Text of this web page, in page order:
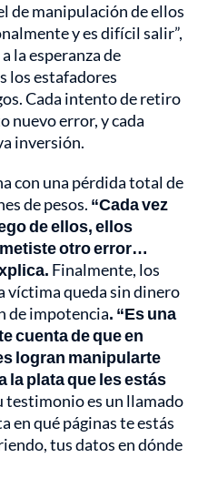
de manipulación de ellos
y es difícil salir”,
la esperanza de
los estafadores
Cada intento de retiro
nuevo error, y cada
inversión.
con una pérdida total de
de pesos. “Cada vez
de ellos, ellos
otro error…
Finalmente, los
víctima queda sin dinero
de impotencia. “Es una
cuenta de que en
logran manipularte
la plata que les estás
testimonio es un llamado
en qué páginas te estás
tus datos en dónde